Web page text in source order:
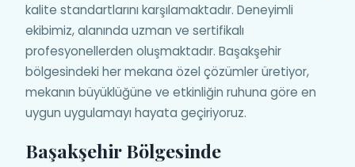
kalite standartlarını karşılamaktadır. Deneyimli
ekibimiz, alanında uzman ve sertifikalı
profesyonellerden oluşmaktadır. Başakşehir
bölgesindeki her mekana özel çözümler üretiyor,
mekanın büyüklüğüne ve etkinliğin ruhuna göre en
uygun uygulamayı hayata geçiriyoruz.
Başakşehir Bölgesinde